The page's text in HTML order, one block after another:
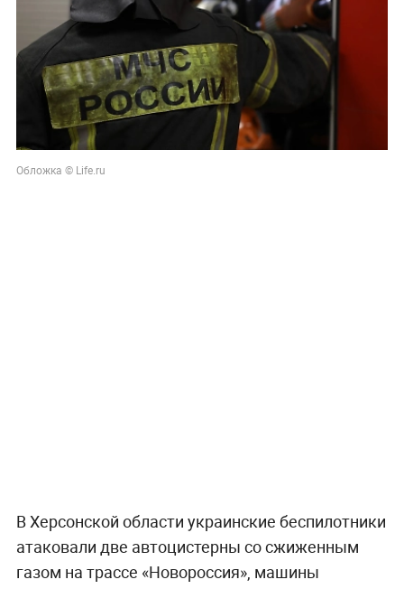
Обложка © Life.ru
В Херсонской области украинские беспилотники
атаковали две автоцистерны со сжиженным
газом на трассе «Новороссия», машины